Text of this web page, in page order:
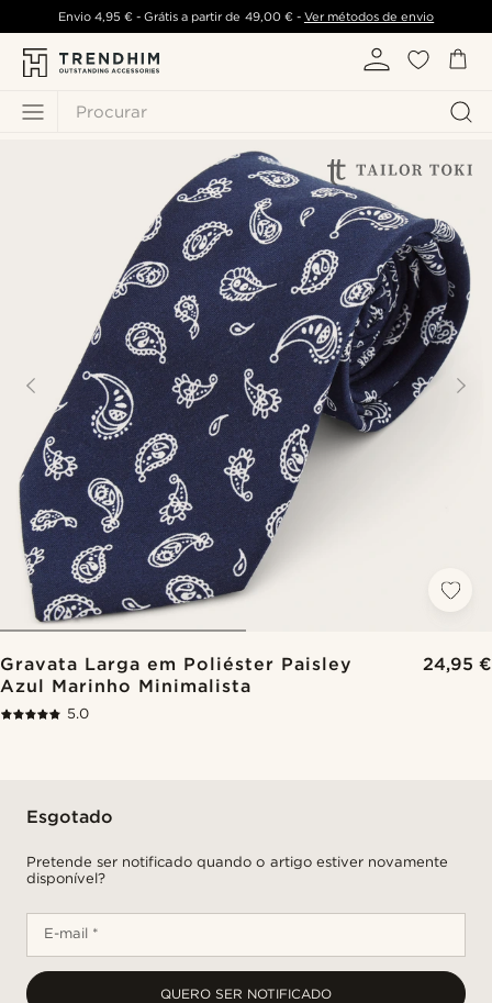
Procurar
Envio 4,95 €- Grátis a partir de 49,00 €- Ver métodos de envio
Gravata Larga em Poliéster Paisley
Azul Marinho Minimalista
24,95 €
5.0
Esgotado
Pretende ser notificado quando o artigo estiver novamente
disponível?
E-mail *
QUERO SER NOTIFICADO